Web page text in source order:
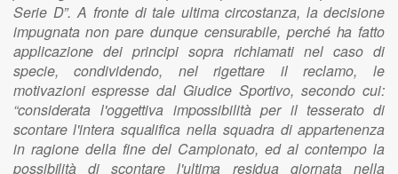
Serie D”. Afronte di tale ultima circostanza, la decisione
impugnatanon pare dunque censurabile, perché ha fatto
applicazionedei principi sopra richiamatinel casodi
specie, condividendo, nel rigettare ilreclamo,le
motivazioni espressedal Giudice Sportivo, secondo cui:
“considerata l'oggettiva impossibilitàper il tesseratodi
scontarel'intera squalifica nella squadra diappartenenza
in ragione della finedel Campionato, edal contempola
possibilitàdi scontarel'ultima residua giornata nella